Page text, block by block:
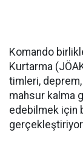
Komando
Kurtarma
timleri,
mahsur kalma
edebilmek için